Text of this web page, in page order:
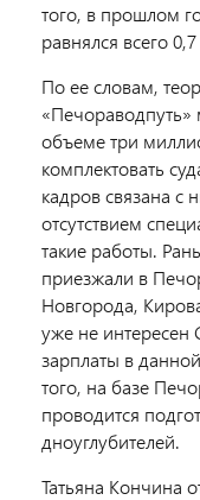
того, в прошлом
равнялся всего
По ее словам,
«Печораводпуть»
объеме три
комплектовать
кадров связана с
отсутствием
такие работы.
приезжали в
Новгорода,
уже не интересен
зарплаты в
того, на базе
проводится
дноуглубителей.
Татьяна Кончина